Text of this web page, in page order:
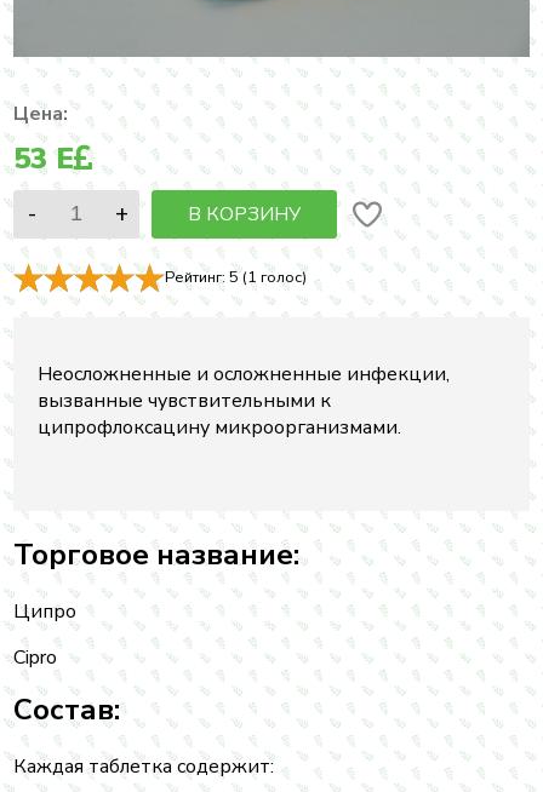
Цена:
53E
В КОРЗИНУ
Рейтинг:5(1 голос)
Неосложненные и осложненные инфекции,
вызванные чувствительными к
ципрофлоксацину микроорганизмами.
Торговое название:
Ципро
Cipro
Состав:
Каждая таблетка содержит: